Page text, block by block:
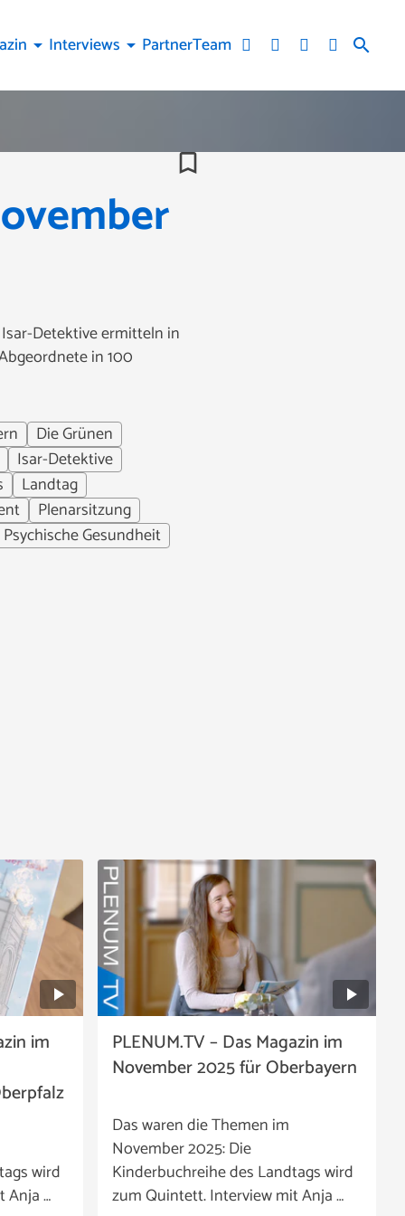
search
arrow_drop_down Interviews arrow_drop_down PartnerTeam
bookmark_border
Detektive ermitteln in
in 100
Die Grünen
Isar-Detektive
Landtag
Plenarsitzung
Psychische Gesundheit
im
wird
Anja …
PLENUM.TV – Das Magazin im
November 2025 für Oberbayern
Das waren die Themen im
November 2025: Die
Kinderbuchreihe des Landtags wird
zum Quintett. Interview mit Anja …